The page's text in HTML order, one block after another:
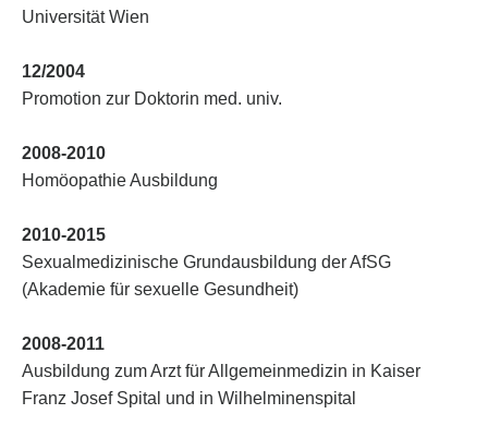
Universität Wien
12/2004
Promotion zur Doktorin med. univ.
2008-2010
Homöopathie Ausbildung
2010-2015
Sexualmedizinische Grundausbildung der AfSG
(Akademie für sexuelle Gesundheit)
2008-2011
Ausbildung zum Arzt für Allgemeinmedizin in Kaiser
Franz Josef Spital und in Wilhelminenspital